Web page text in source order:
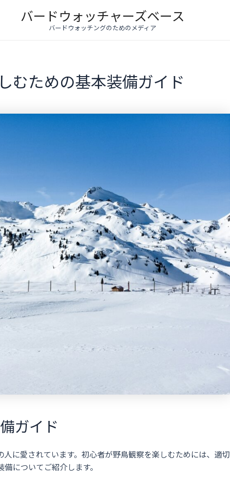
バードウォッチャーズベース
バードウォッチングのためのメディア
むための基本装備ガイド
ガイド
に愛されています。初心者が野鳥観察を楽しむためには、適切
についてご紹介します。